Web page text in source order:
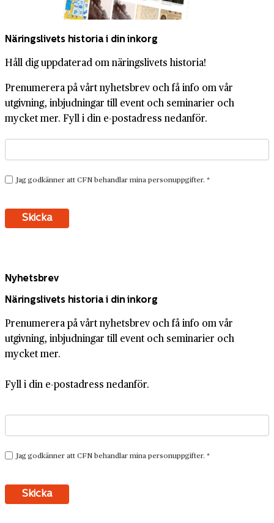
Näringslivets historia i din inkorg
Håll dig uppdaterad om näringslivets historia!
Prenumerera på vårt nyhetsbrev och få info om vår
utgivning, inbjudningar till event och seminarier och
mycket mer. Fyll i din e-postadress nedanför.
Nyhetsbrev
Näringslivets historia i din inkorg
Prenumerera på vårt nyhetsbrev och få info om vår
utgivning, inbjudningar till event och seminarier och
mycket mer.
Fyll i din e-postadress nedanför.